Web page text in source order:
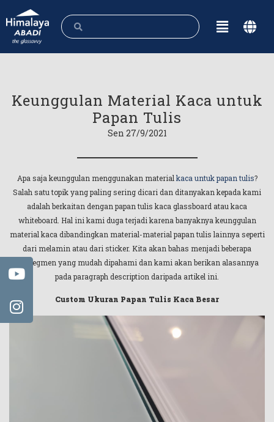
Keunggulan Material Kaca untuk
Papan Tulis
Sen 27/9/2021
Apa saja keunggulan menggunakan material kaca untuk papan tulis?
Salah satu topik yang paling sering dicari dan ditanyakan kepada kami
adalah berkaitan dengan papan tulis kaca glassboard atau kaca
whiteboard. Hal ini kami duga terjadi karena banyaknya keunggulan
material kaca dibandingkan material-material papan tulis lainnya seperti
dari melamin atau dari sticker. Kita akan bahas menjadi beberapa
subsegmen yang mudah dipahami dan kami akan berikan alasannya
pada paragraph description daripada artikel ini.
Custom Ukuran Papan Tulis Kaca Besar